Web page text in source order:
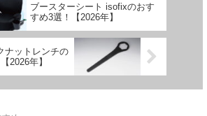
ブースターシート isofixのおす
すめ3選！【2026年】
ナットレンチの
2026年】